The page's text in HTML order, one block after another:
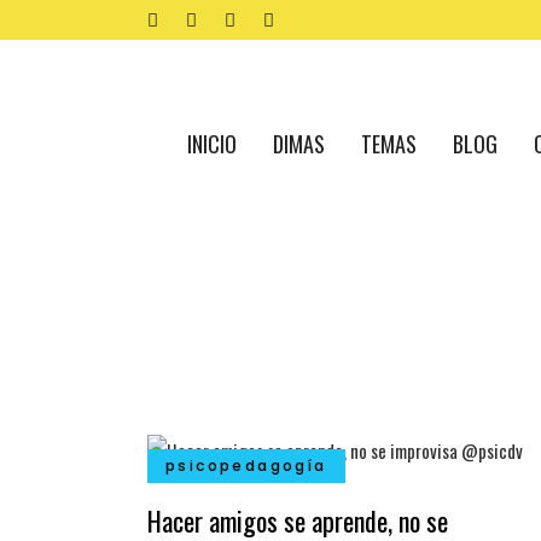
INICIO DIMAS TEMAS BLOG
psicopedagogía
Hacer amigos se aprende, no se